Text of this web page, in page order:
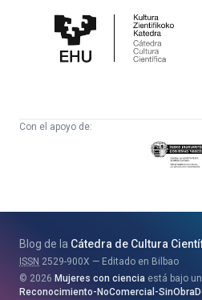
Cultura
Científica
Con el apoyo de:
Eusko
Jaurlaritza
eta
Saila
Blog de la Cátedra de Cultura
ISSN 2529-900X
Editado en Bilbao
2026 Mujeres con ciencia está bajo
Reconocimiento-NoComercial-